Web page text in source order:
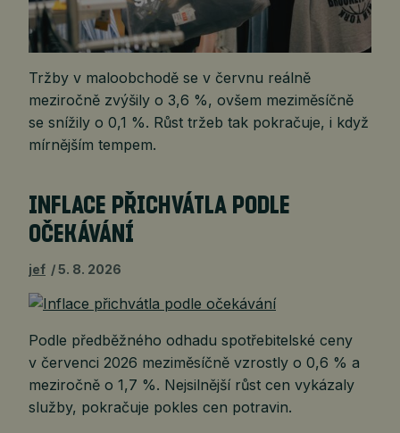
Tržby v maloobchodě se v červnu reálně
meziročně zvýšily o 3,6 %, ovšem meziměsíčně
se snížily o 0,1 %. Růst tržeb tak pokračuje, i když
mírnějším tempem.
INFLACE PŘICHVÁTLA PODLE
OČEKÁVÁNÍ
jef 5. 8. 2026
Podle předběžného odhadu spotřebitelské ceny
v červenci 2026 meziměsíčně vzrostly o 0,6 % a
meziročně o 1,7 %. Nejsilnější růst cen vykázaly
služby, pokračuje pokles cen potravin.